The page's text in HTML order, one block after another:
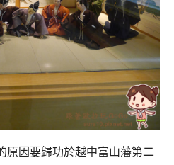
原因要歸功於越中富山藩第二